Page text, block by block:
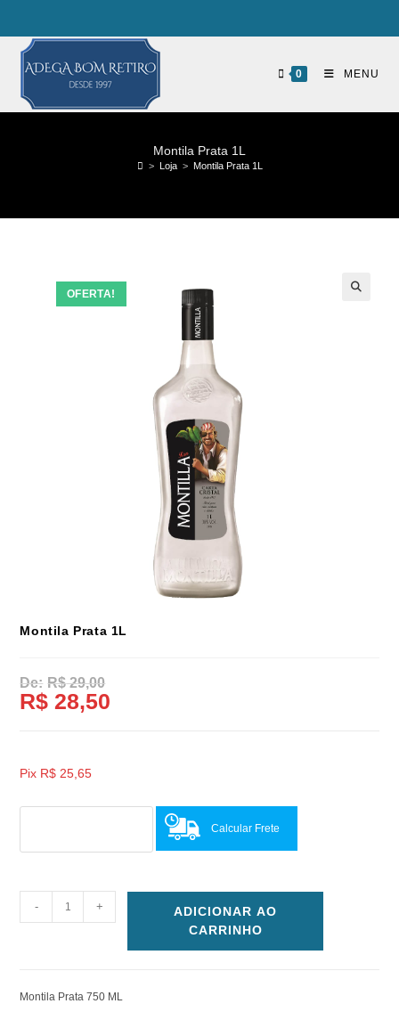
0 MENU
Montila Prata 1L
> Loja > Montila Prata 1L
OFERTA!
Montila Prata 1L
R$29,00
R$ 28,50
Pix R$ 25,65
Calcular Frete
- +
ADICIONAR AO
CARRINHO
Montila Prata 750 ML